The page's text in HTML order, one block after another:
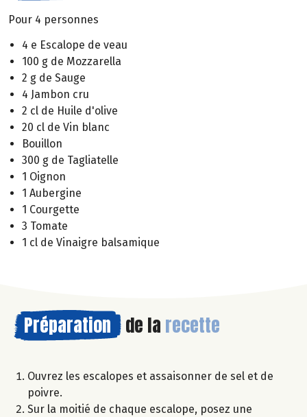
Pour 4 personnes
4 e Escalope de veau
100 g de Mozzarella
2 g de Sauge
4 Jambon cru
2 cl de Huile d'olive
20 cl de Vin blanc
Bouillon
300 g de Tagliatelle
1 Oignon
1 Aubergine
1 Courgette
3 Tomate
1 cl de Vinaigre balsamique
Préparation de la recette
Ouvrez les escalopes et assaisonner de sel et de
poivre.
Sur la moitié de chaque escalope, posez une